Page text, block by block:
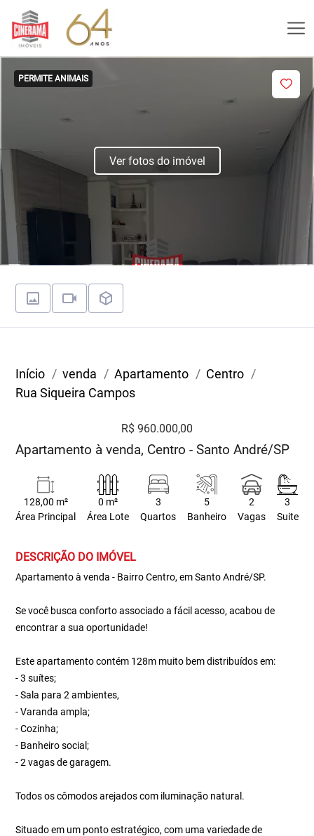
PERMITE ANIMAIS
Ver fotos do imóvel
Início venda Apartamento
Centro
Rua Siqueira Campos
R$ 960.000,00
Apartamento à venda, Centro - Santo André/SP
128,00 m²
Área Principal
0 m²
Área Lote
3
Quartos
5
Banheiro
2
Vagas
3
Suite
DESCRIÇÃO DO IMÓVEL
Apartamento à venda - Bairro Centro, em Santo André/SP.
Se você busca conforto associado a fácil acesso, acabou de
encontrar a sua oportunidade!
Este apartamento contém 128m muito bem distribuídos em:
- 3 suítes;
- Sala para 2 ambientes,
- Varanda ampla;
- Cozinha;
- Banheiro social;
- 2 vagas de garagem.
Todos os cômodos arejados com iluminação natural.
Situado em um ponto estratégico, com uma variedade de